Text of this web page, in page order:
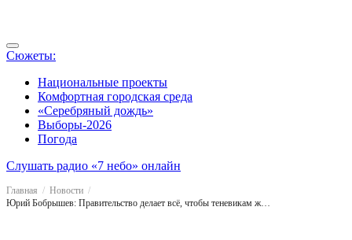
Сюжеты:
Национальные проекты
Комфортная городская среда
«Серебряный дождь»
Выборы-2026
Погода
Слушать радио «7 небо» онлайн
Главная
Новости
Юрий Бобрышев: Правительство делает всё, чтобы теневикам жилось вольготнее